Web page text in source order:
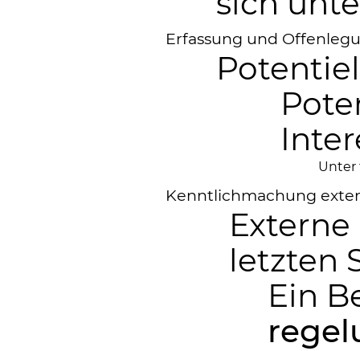
Erfassung und
Unter
Kenntlichmachung
letzten
Ein